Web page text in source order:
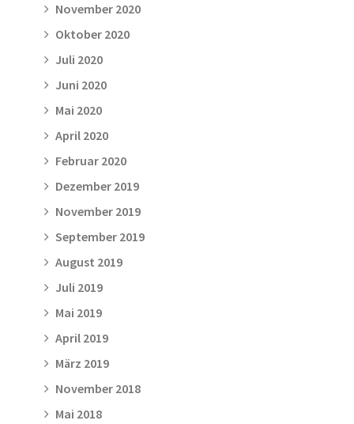
November 2020
Oktober 2020
Juli 2020
Juni 2020
Mai 2020
April 2020
Februar 2020
Dezember 2019
November 2019
September 2019
August 2019
Juli 2019
Mai 2019
April 2019
März 2019
November 2018
Mai 2018